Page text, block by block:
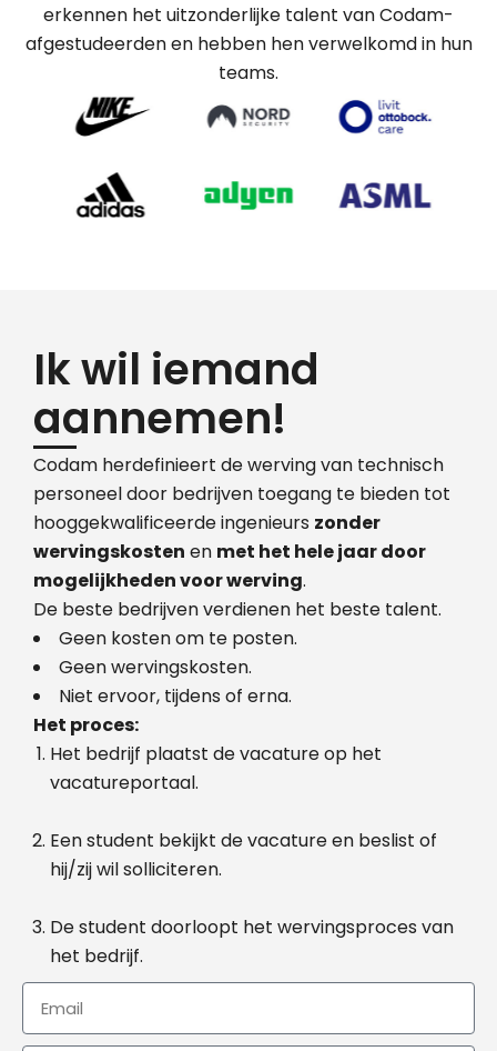
erkennen het uitzonderlijke talent van Codam-
afgestudeerden en hebben hen verwelkomd in hun
teams.
Ik wil iemand
aannemen!
Codam herdefinieert de werving van technisch
personeel door bedrijven toegang te bieden tot
hooggekwalificeerde ingenieurs zonder
wervingskosten en met het hele jaar door
mogelijkheden voor werving.
De beste bedrijven verdienen het beste talent.
Geen kosten om te posten.
Geen wervingskosten.
Niet ervoor, tijdens of erna.
Het proces:
Het bedrijf plaatst de vacature op het
vacatureportaal.
Een student bekijkt de vacature en beslist of
hij/zij wil solliciteren.
De student doorloopt het wervingsproces van
het bedrijf.